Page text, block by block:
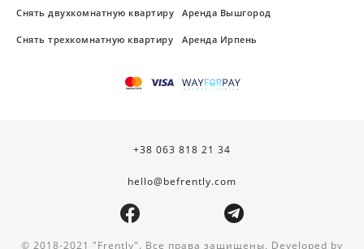
Снять двухкомнатную квартиру
Снять трехкомнатную квартиру
Аренда Вышгород
Аренда Ирпень
+38 063 818 21 34
hello@befrently.com
© 2018-2021 "Frently". Все права защищены. Developed by